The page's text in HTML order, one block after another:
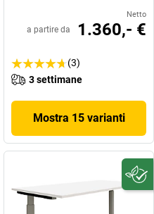
Netto
a partire da 1.360,- €
(3)
3 settimane
Mostra 15 varianti